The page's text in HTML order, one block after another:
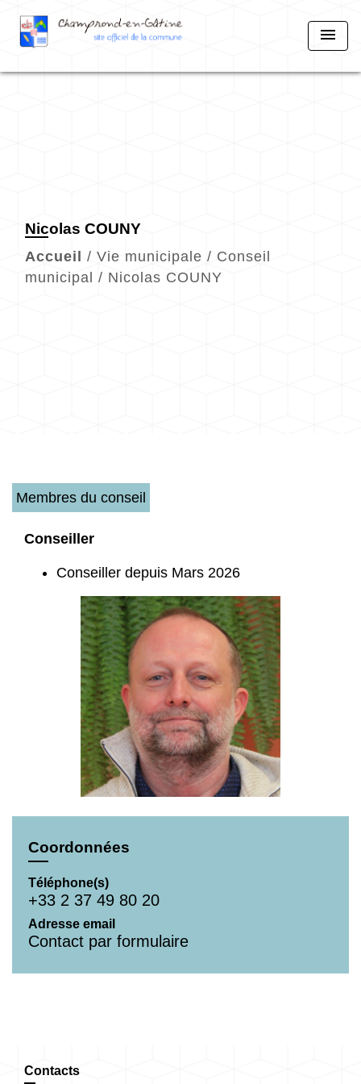
menu
Nicolas COUNY
Accueil / Vie municipale / Conseil
municipal / Nicolas COUNY
Membres du conseil
Conseiller
Conseiller depuis Mars 2026
Coordonnées
Téléphone(s)
+33 2 37 49 80 20
Adresse email
Contact par formulaire
Contacts